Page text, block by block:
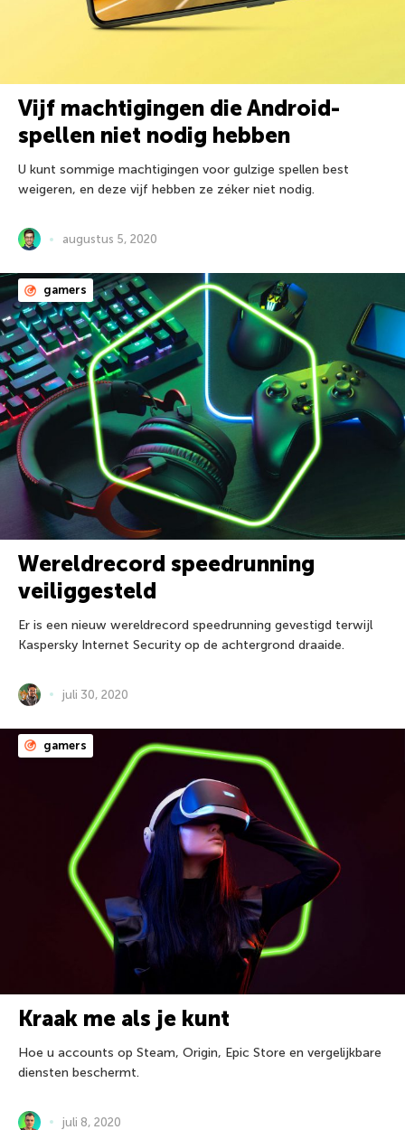
Vijf machtigingen die Android-
spellen niet nodig hebben
U kunt sommige machtigingen voor gulzige spellen best
weigeren, en deze vijf hebben ze zéker niet nodig.
augustus 5, 2020
gamers
Wereldrecord speedrunning
veiliggesteld
Er is een nieuw wereldrecord speedrunning gevestigd terwijl
Kaspersky Internet Security op de achtergrond draaide.
juli 30, 2020
gamers
Kraak me als je kunt
Hoe u accounts op Steam, Origin, Epic Store en vergelijkbare
diensten beschermt.
juli 8, 2020